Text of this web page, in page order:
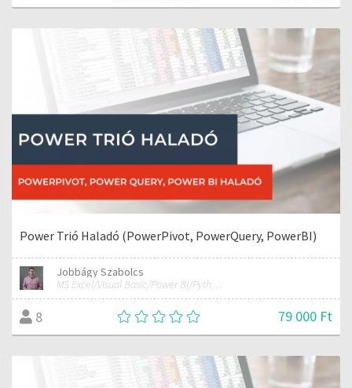
Power Trió Haladó (PowerPivot, PowerQuery, PowerBI)
Jobbágy Szabolcs
MS Excel/Visual Basic/Power BI/Python adatelemzési szakértő
8 79 000 Ft